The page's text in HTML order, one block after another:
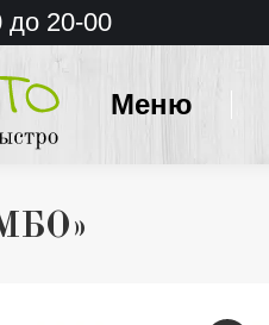
до 20-00
Меню